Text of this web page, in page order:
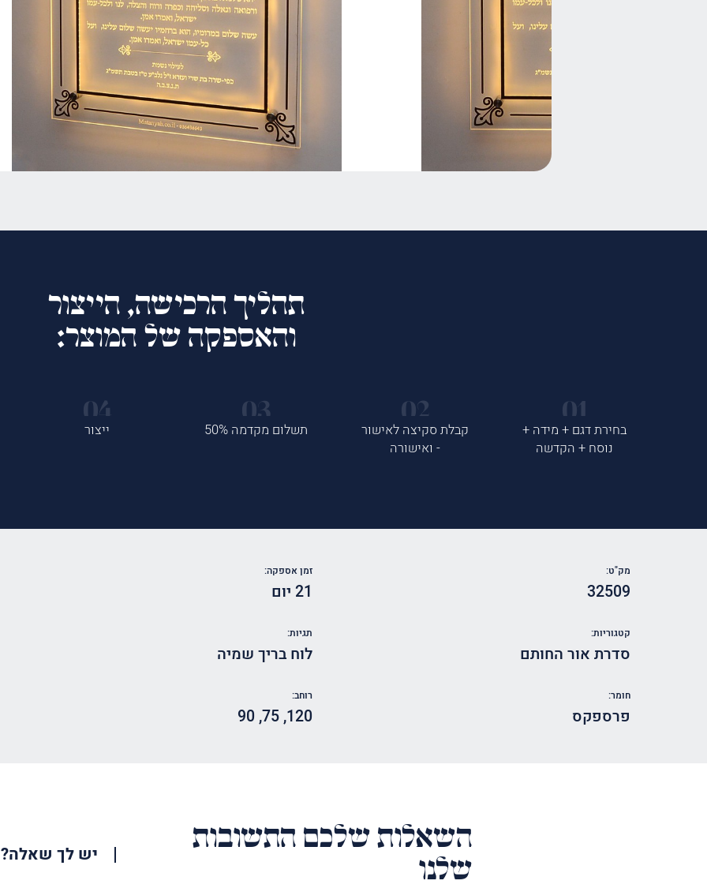
תהליך הרכישה, הייצור
והאספקה של המוצר:
בחירת דגם + מידה +
נוסח + הקדשה
קבלת סקיצה לאישור
- ואישורה
תשלום מקדמה 50% ייצור
מק"ט:
32509
זמן אספקה:
21 יום
קטגוריות:
סדרת אור החותם
תגיות:
לוח בריך שמיה
חומר:
פרספקס
רוחב:
120
,
75
,
90
השאלות שלכם התשובות
שלנו
יש לך שאלה?